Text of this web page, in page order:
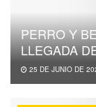
PERRO Y
LLEGADA
25 DE JUNIO DE